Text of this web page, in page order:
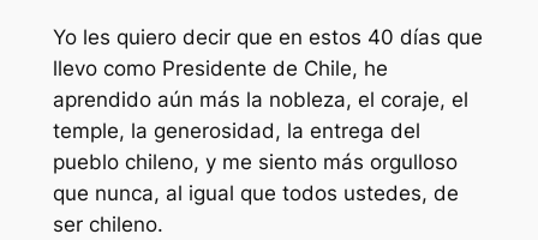
Yo les quiero decir que en estos 40 días que
llevo como Presidente de Chile, he
aprendido aún más la nobleza, el coraje, el
temple, la generosidad, la entrega del
pueblo chileno, y me siento más orgulloso
que nunca, al igual que todos ustedes, de
ser chileno.